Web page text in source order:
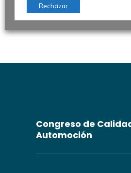
Congreso de
Automoción
Rechazar